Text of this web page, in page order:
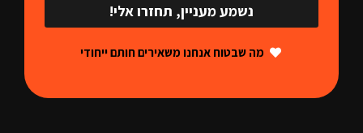
נשמע מעניין, תחזרו אלי!
מה שבטוח אנחנו משאירים חותם ייחודי